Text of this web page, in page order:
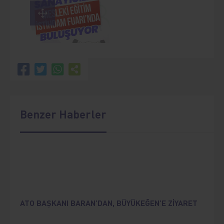
Benzer Haberler
ATO BAŞKANI BARAN’DAN, BÜYÜKEĞEN’E ZİYARET